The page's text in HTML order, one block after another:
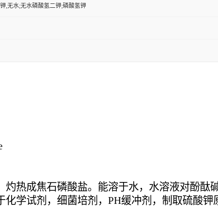
,无水;无水磷酸氢二钾;磷酸氢钾
热成焦石磷酸盐。能溶于水，水溶液对酚酞碱
学试剂，细菌培剂，PH缓冲剂，制取硫酸钾